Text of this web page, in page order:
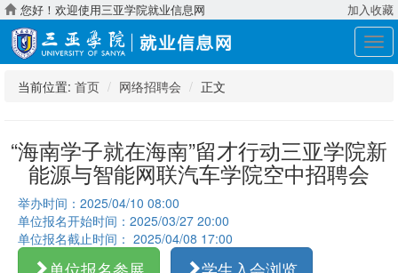
您好！欢迎使用三亚学院就业信息网 加入收藏
展
开
当前位置: 首页 网络招聘会 正文
“海南学子就在海南”留才行动三亚学院新
能源与智能网联汽车学院空中招聘会
举办时间：2025/04/10 08:00
单位报名开始时间：2025/03/27 20:00
单位报名截止时间： 2025/04/08 17:00
单位报名参展 学生入会浏览